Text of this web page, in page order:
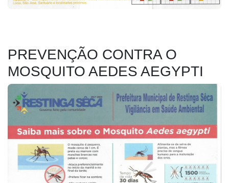
PREVENÇÃO CONTRA O
MOSQUITO AEDES AEGYPTI